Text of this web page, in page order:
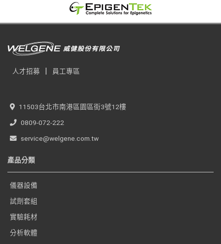
人才招募 | 員工專區
11503台北市南港區園區街3號12樓
0809-072-222
service@welgene.com.tw
產品分類
儀器設備
試劑套組
實驗耗材
分析軟體